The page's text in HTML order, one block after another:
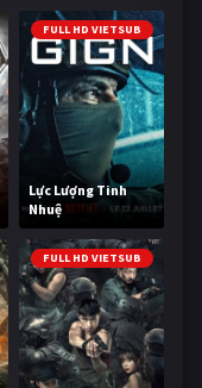
FULL HD VIETSUB
Lực Lượng Tinh
Nhuệ
FULL HD VIETSUB